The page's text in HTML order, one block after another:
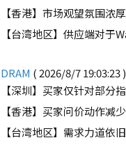
DRAM ( 2026/8/7 19:03:23 )